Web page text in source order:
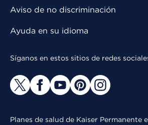
Aviso de no discriminación
Ayuda en su idioma
Síganos en estos sitios de redes
Planes de salud de Kaiser